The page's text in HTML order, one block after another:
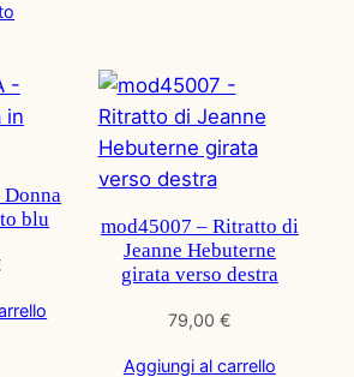
blu
mod45007 – Ritratto di
Jeanne Hebuterne
girata verso destra
79,00 €
Aggiungi al carrello